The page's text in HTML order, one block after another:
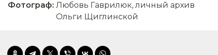
Фотограф: Любовь Гаврилюк, личный архив
Ольги Щиглинской